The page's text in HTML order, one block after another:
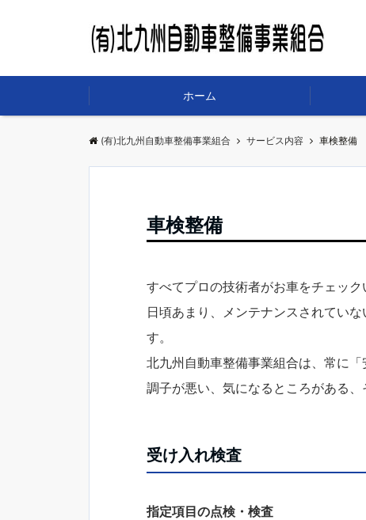
ホーム
(有)北九州自動車整備事業組合 サービス内容 車検整備
車検整備
すべてプロの技術者がお車をチェック
日頃あまり、メンテナンスされてい
す。
北九州自動車整備事業組合は、常に
調子が悪い、気になるところがある
受け入れ検査
指定項目の点検・検査